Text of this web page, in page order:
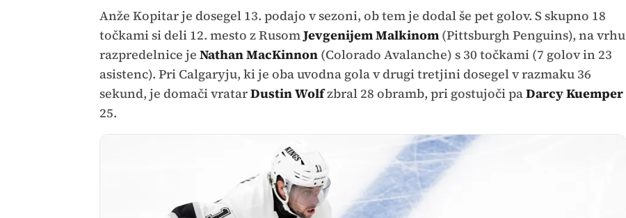
Anže Kopitar je dosegel 13. podajo v sezoni, ob tem je dodal še pet golov. S skupno 18
točkami si deli 12. mesto z RusomJevgenijem Malkinom(Pittsburgh Penguins), na vrhu
razpredelnice je Nathan MacKinnon(Colorado Avalanche) s 30 točkami (7 golov in 23
asistenc). Pri Calgaryju, ki je oba uvodna gola v drugi tretjini dosegel v razmaku 36
sekund, je domači vratarDustin Wolfzbral 28 obramb, pri gostujoči paDarcy Kuemper
25.